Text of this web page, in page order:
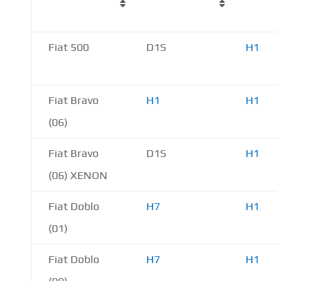
Fiat 500 D1S H1
Fiat Bravo
(06)
H1 H1
Fiat Bravo
(06) XENON
D1S H1
Fiat Doblo
(01)
H7 H1
Fiat Doblo
H7 H1